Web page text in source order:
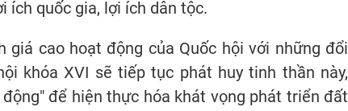
ích quốc gia, lợi ích dân tộc.
cao hoạt động của Quốc hội với những đổi
khóa XVI sẽ tiếp tục phát huy tinh thần này,
để hiện thực hóa khát vọng phát triển đất